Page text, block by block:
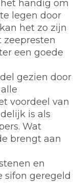
handig om
legen door
het zo zijn
een goede
gezien door
voordeel van
is als
Wat
brengt aan
en
sifon geregeld